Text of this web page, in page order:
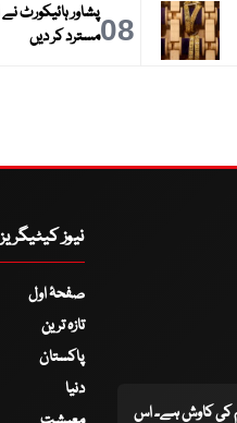
08پشاور ہائیکورٹ
مسترد کر دیں
ٹیم کی کاوش ہے۔ اس
نیوز کیٹیگریز
صفحۂ اول
تازہ ترین
پاکستان
دنیا